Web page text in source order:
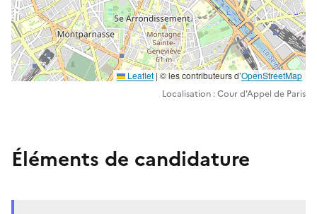
Leaflet| ©️️ les contributeurs d’OpenStreetMap
Localisation : Cour d'Appel de Paris
Éléments de candidature